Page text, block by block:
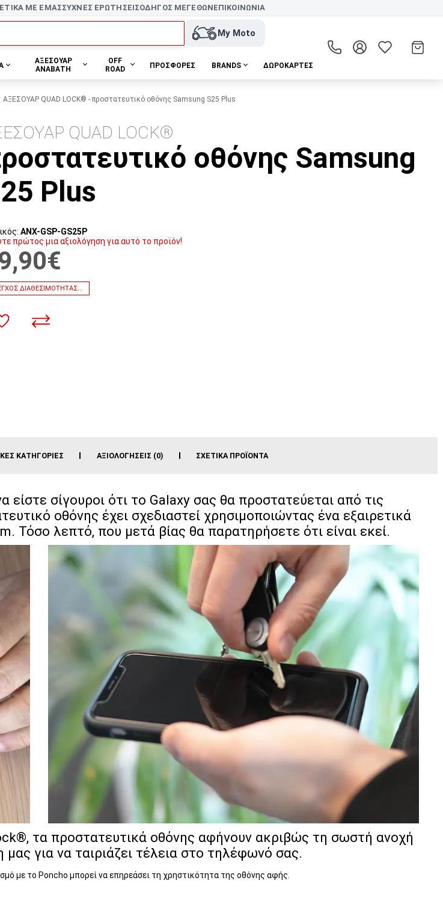
ΜΕ ΕΜΑΣΣΥΧΝΕΣ ΕΡΩΤΗΣΕΙΣΟΔΗΓΟΣ ΜΕΓΕΘΩΝΕΠΙΚΟΙΝΩΝΙΑ
My Moto
ΑΞΕΣΟΥΑΡ
ΑΝΑΒΑΤΗ
OFF
ROAD
ΠΡΟΣΦΟΡΕΣ BRANDS ΔΩΡΟΚΆΡΤΕΣ
ΑΞΕΣΟΥΑΡ QUAD LOCK® - προστατευτικό οθόνης Samsung S25 Plus
QUAD LOCK®
οθόνης Samsung
Plus
ANX-GSP-GS25P
πρώτος μια αξιολόγηση για αυτό το προϊόν!
ΔΙΑΘΕΣΙΜΌΤΗΤΑΣ...
ΚΑΤΗΓΟΡΊΕΣ ΑΞΙΟΛΟΓΉΣΕΙΣ (0) ΣΧΕΤΙΚΆ ΠΡΟΪΌΝΤΑ
σίγουροι ότι το Galaxy σας θα προστατεύεται από τις
οθόνης έχει σχεδιαστεί χρησιμοποιώντας ένα εξαιρετικά
Τόσο λεπτό, που μετά βίας θα παρατηρήσετε ότι είναι εκεί.
τα προστατευτικά οθόνης αφήνουν ακριβώς τη σωστή ανοχή
μας για να ταιριάζει τέλεια στο τηλέφωνό σας.
με το Poncho μπορεί να επηρεάσει τη χρηστικότητα της οθόνης αφής.